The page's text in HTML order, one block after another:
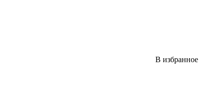
В избранное